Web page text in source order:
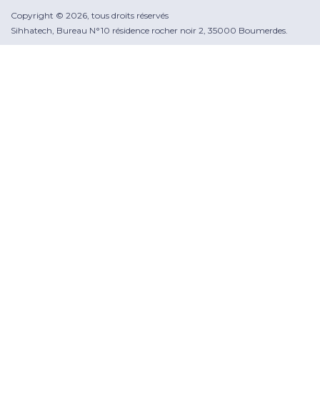
Copyright © 2026, tous droits réservés
Sihhatech, Bureau N°10 résidence rocher noir 2, 35000 Boumerdes.